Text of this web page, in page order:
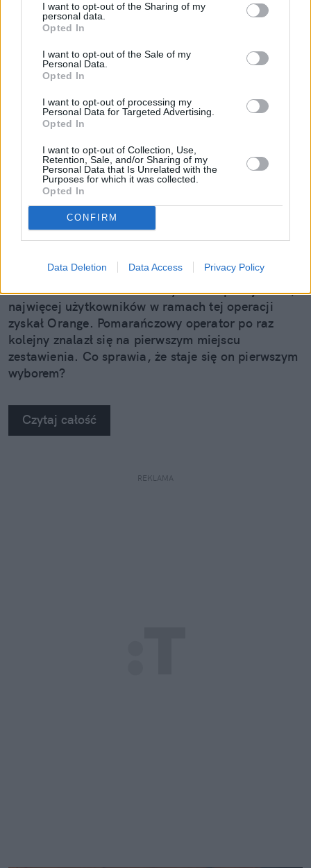
I want to opt-out of the Sharing of my
personal data.
Opted In
I want to opt-out of the Sale of my
Personal Data.
Opted In
I want to opt-out of processing my
Personal Data for Targeted Advertising.
Opted In
I want to opt-out of Collection, Use,
Retention, Sale, and/or Sharing of my
Personal Data that Is Unrelated with the
Purposes for which it was collected.
Opted In
CONFIRM
Data Deletion Data Access Privacy Policy
Czytaj więcej
Orange znów na czele. Powody, dla
których tyle osób przenosi do niego
numery
Ponad 360 000 numerów przeniesiono w II kwartale
2026 roku w sieciach mobilnych. Jak podaje UKE,
najwięcej użytkowników w ramach tej operacji
zyskał Orange. Pomarańczowy operator po raz
kolejny znalazł się na pierwszym miejscu
zestawienia. Co sprawia, że staje się on pierwszym
wyborem?
Czytaj całość
REKLAMA